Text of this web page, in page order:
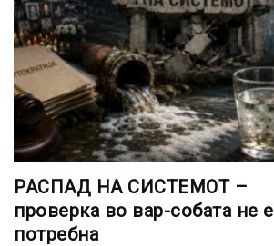
РАСПАД НА СИСТЕМОТ –
проверка во вар-собата не е
потребна